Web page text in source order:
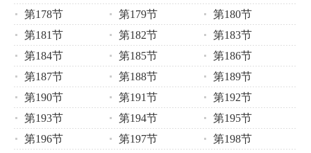
第178节
第179节
第180节
第181节
第182节
第183节
第184节
第185节
第186节
第187节
第188节
第189节
第190节
第191节
第192节
第193节
第194节
第195节
第196节
第197节
第198节